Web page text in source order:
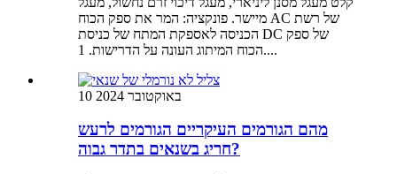
מיישר. פונקציה: המר את ספק הכוח AC של רשת
הכניסה לאספקת המתח של כניסת DC של ספק
הכוח המיתוג העונה על הדרישות. 1....
10 באוקטובר 2024
מהם הגורמים העיקריים הגורמים לרעש
חריג בשנאים בתדר גבוה?